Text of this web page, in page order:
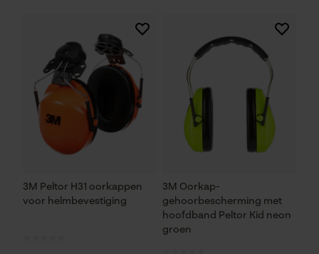
3M Peltor H31 oorkappen
voor helmbevestiging
3M Oorkap-
gehoorbescherming met
hoofdband Peltor Kid neon
groen